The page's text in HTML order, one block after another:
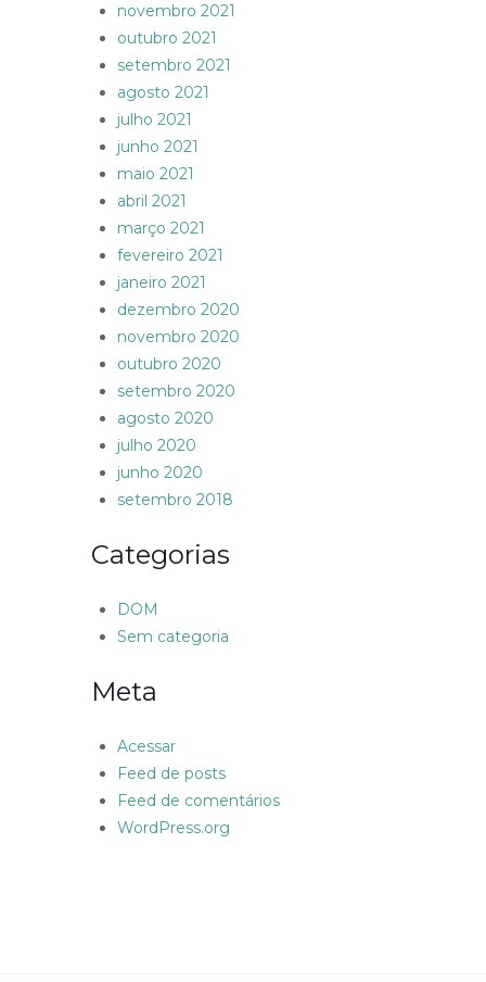
novembro 2021
outubro 2021
setembro 2021
agosto 2021
julho 2021
junho 2021
maio 2021
abril 2021
março 2021
fevereiro 2021
janeiro 2021
dezembro 2020
novembro 2020
outubro 2020
setembro 2020
agosto 2020
julho 2020
junho 2020
setembro 2018
Categorias
DOM
Sem categoria
Meta
Acessar
Feed de posts
Feed de comentários
WordPress.org